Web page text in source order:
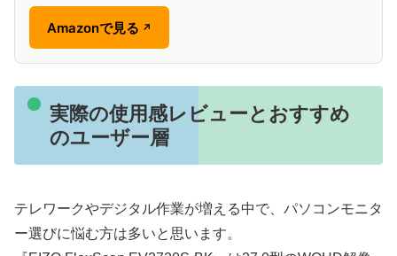
Amazonで見る ↗
実際の使用感レビューとおすすめ
のユーザー層
テレワークやデジタル作業が増える中で、パソコンモニタ
ー選びに悩む方は多いと思います。